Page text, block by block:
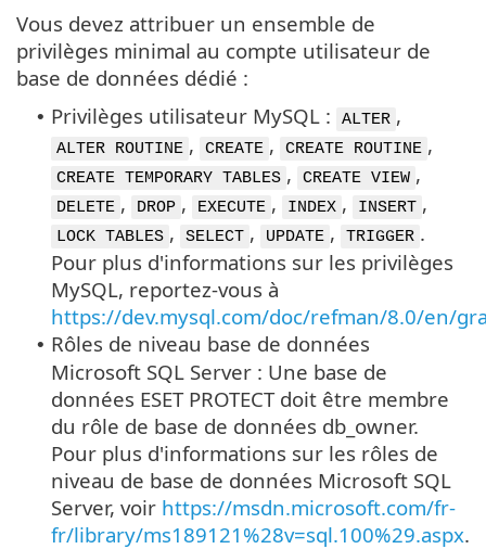
Vous devez attribuer un ensemble de
privilèges minimal au compte utilisateur de
base de données dédié :
• Privilèges utilisateur MySQL : ALTER ,
ALTER ROUTINE , CREATE , CREATE ROUTINE ,
CREATE TEMPORARY TABLES , CREATE VIEW ,
DELETE , DROP , EXECUTE , INDEX , INSERT ,
LOCK TABLES , SELECT , UPDATE , TRIGGER .
Pour plus d'informations sur les privilèges
MySQL, reportez-vous à
https://dev.mysql.com/doc/refman/8.0/en/
• Rôles de niveau base de données
Microsoft SQL Server : Une base de
données ESET PROTECT doit être membre
du rôle de base de données db_owner.
Pour plus d'informations sur les rôles de
niveau de base de données Microsoft SQL
Server, voir https://msdn.microsoft.com/fr-
fr/library/ms189121%28v=sql.100%29.aspx.